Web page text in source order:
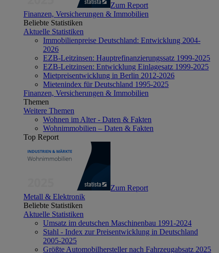
Zum Report
Finanzen, Versicherungen & Immobilien
Beliebte Statistiken
Aktuelle Statistiken
Immobilienpreise Deutschland: Entwicklung 2004-
2026
EZB-Leitzinsen: Hauptrefinanzierungssatz 1999-2025
EZB-Leitzinsen: Entwicklung Einlagesatz 1999-2025
Mietpreisentwicklung in Berlin 2012-2026
Mietenindex für Deutschland 1995-2025
Finanzen, Versicherungen & Immobilien
Themen
Weitere Themen
Wohnen im Alter - Daten & Fakten
Wohnimmobilien – Daten & Fakten
Top Report
Zum Report
Metall & Elektronik
Beliebte Statistiken
Aktuelle Statistiken
Umsatz im deutschen Maschinenbau 1991-2024
Stahl - Index zur Preisentwicklung in Deutschland
2005-2025
Größte Automobilhersteller nach Fahrzeugabsatz 2025